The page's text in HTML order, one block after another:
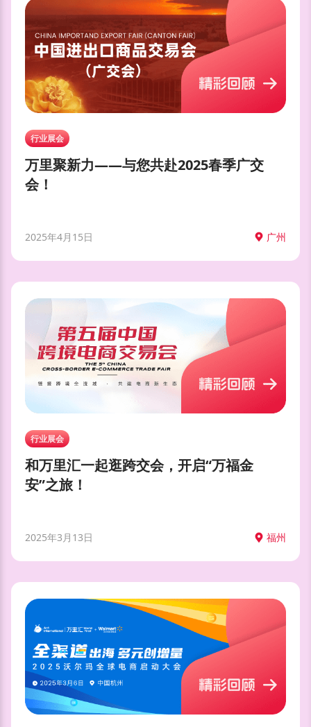
行业展会
万里聚新力——与您共赴2025春季广交
会！
2025年4月15日 广州
行业展会
和万里汇一起逛跨交会，开启“万福金
安”之旅！
2025年3月13日 福州